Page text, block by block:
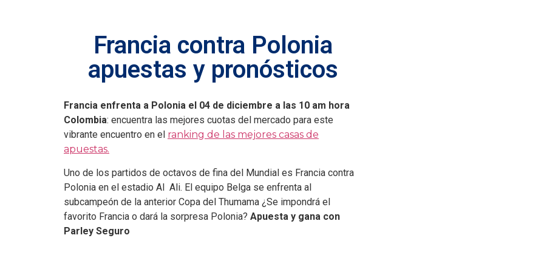
Francia contra Polonia
apuestas y pronósticos
Francia enfrenta a Polonia el 04 de diciembre a las 10 am hora
Colombia: encuentra las mejores cuotas del mercado para este
vibrante encuentro en el ranking de las mejores casas de
apuestas.
Uno de los partidos de octavos de fina del Mundial es Francia contra
Polonia en el estadio Al Ali. El equipo Belga se enfrenta al
subcampeón de la anterior Copa del Thumama ¿Se impondrá el
favorito Francia o dará la sorpresa Polonia? Apuesta y gana con
Parley Seguro